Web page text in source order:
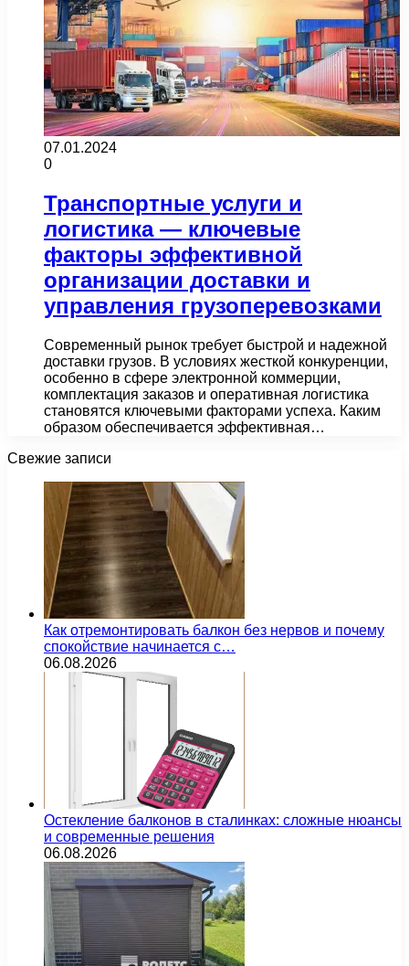
07.01.2024
0
Транспортные услуги и
логистика — ключевые
факторы эффективной
организации доставки и
управления грузоперевозками
Современный рынок требует быстрой и надежной
доставки грузов. В условиях жесткой конкуренции,
особенно в сфере электронной коммерции,
комплектация заказов и оперативная логистика
становятся ключевыми факторами успеха. Каким
образом обеспечивается эффективная…
Свежие записи
Как отремонтировать балкон без нервов и почему
спокойствие начинается с…
06.08.2026
Остекление балконов в сталинках: сложные нюансы
и современные решения
06.08.2026